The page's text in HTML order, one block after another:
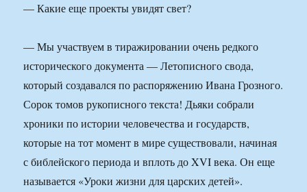
— Какие еще проекты увидят свет?
— Мы участвуем в тиражировании очень редкого
исторического документа — Летописного свода,
который создавался по распоряжению Ивана Грозного.
Сорок томов рукописного текста! Дьяки собрали
хроники по истории человечества и государств,
которые на тот момент в мире существовали, начиная
с библейского периода и вплоть до XVI века. Он еще
называется «Уроки жизни для царских детей».